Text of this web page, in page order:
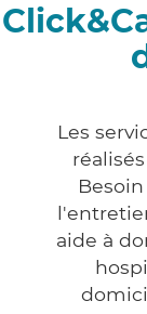
Les
aide à